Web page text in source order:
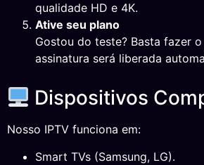
qualidade HD e 4K.
Ative seu plano
Gostou do teste? Basta fazer
assinatura será liberada
Dispositivos
Nosso IPTV funciona em:
Smart TVs (Samsung, LG).